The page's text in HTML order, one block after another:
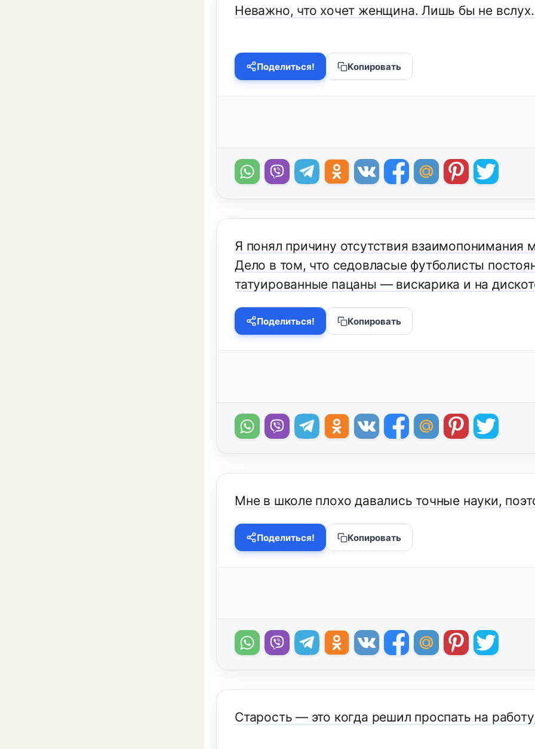
Неважно, что хочет женщина. Лишь бы не вслух.
Поделиться! Копировать
Я понял причину отсутствия
Дело в том, что седовласые футболисты
татуированные пацаны — вискарика и на
Поделиться! Копировать
Мне в школе плохо давались точные науки,
Поделиться! Копировать
Старость — это когда решил проспать на